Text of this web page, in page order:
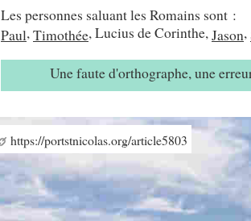
Les personnes saluant les Romains sont :
Paul,Timothée, Lucius de Corinthe,Jason,
Une faute d'orthographe, une
https://portstnicolas.org/article5803